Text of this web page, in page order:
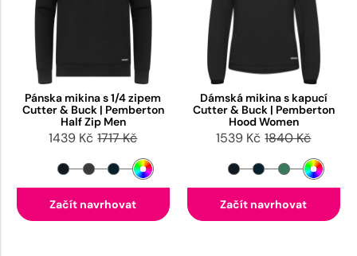
Pánska mikina s 1/4 zipem
Cutter & Buck | Pemberton
Half Zip Men
1439 Kč 1717 Kč
Začít navrhovat
Dámská mikina s kapucí
Cutter & Buck | Pemberton
Hood Women
1539 Kč 1840 Kč
Začít navrhovat